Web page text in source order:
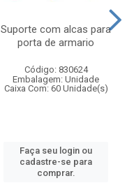
Suporte com alcas para
porta de armario
Código: 830624
Embalagem: Unidade
Caixa Com: 60 Unidade(s)
Faça seu login ou
cadastre-se para
comprar.